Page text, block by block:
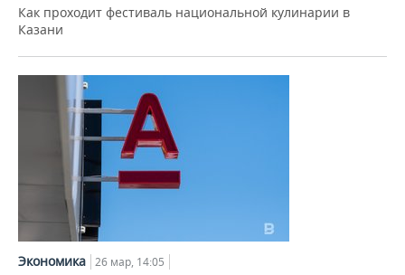
Как проходит фестиваль национальной кулинарии в
Казани
Экономика 26 мар, 14:05